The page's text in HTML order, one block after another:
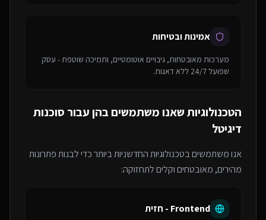
אמינות ובטיחות
מערכות מאובטחות, גיבויים אוטומטיים, ותמיכה שוטפת - עסק
שפועל 24/7 ללא דאגות.
הטכנולוגיות שאנו משתמשים בהן עבור סוכנות
דיגיטל
אנו משתמשים בטכנולוגיות החדשניות ביותר כדי לבנות פתרונות
מהירים, מאובטחים וקלים לתחזוקה:
Frontend - חזית